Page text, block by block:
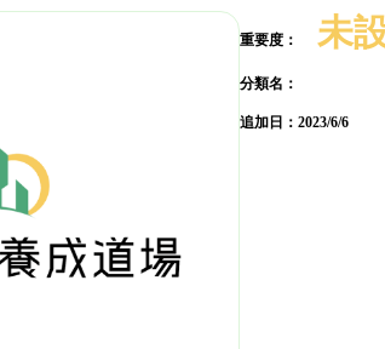
重要度： 未
分類名：
追加日： 2023/6/6